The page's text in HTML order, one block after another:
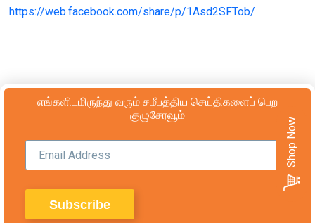
https://web.facebook.com/share/p/1Asd2SFTob/
எங்களிடமிருந்து வரும் சமீபத்திய செய்திகளைப் பெற
குழுசேரவூம்
Shop Now